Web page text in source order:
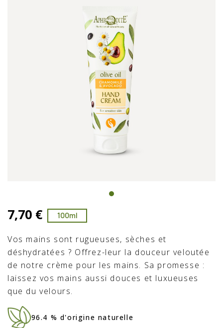
7,70 € 100ml
Vos mains sont rugueuses, sèches et
déshydratées ? Offrez-leur la douceur veloutée
de notre crème pour les mains. Sa promesse :
laissez vos mains aussi douces et luxueuses
que du velours.
96.4 % d'origine naturelle